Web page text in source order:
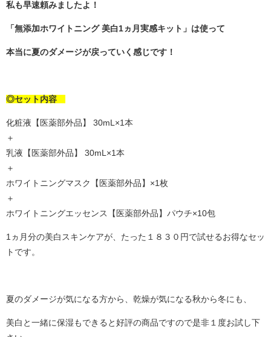
私も早速頼みましたよ！
「無添加ホワイトニング 美白1ヵ月実感キット」は使って
本当に夏のダメージが戻っていく感じです！
◎セット内容
化粧液【医薬部外品】 30mL×1本
＋
乳液【医薬部外品】 30mL×1本
＋
ホワイトニングマスク【医薬部外品】×1枚
＋
ホワイトニングエッセンス【医薬部外品】パウチ×10包
1ヵ月分の美白スキンケアが、たった１８３０円で試せるお得なセッ
トです。
夏のダメージが気になる方から、乾燥が気になる秋から冬にも、
美白と一緒に保湿もできると好評の商品ですので是非１度お試し下